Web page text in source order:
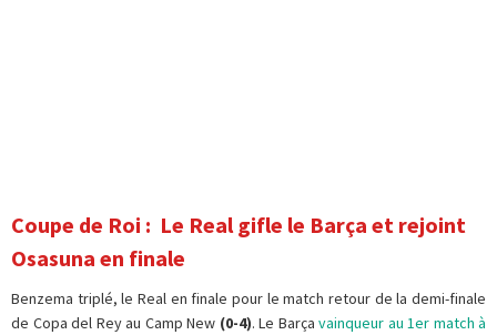
Coupe de Roi : Le Real gifle le Barça et rejoint
Osasuna en finale
Benzema triplé, le Real en finale pour le match retour de la demi-finale
de Copa del Rey au Camp New (0-4). Le Barça vainqueur au 1er match à